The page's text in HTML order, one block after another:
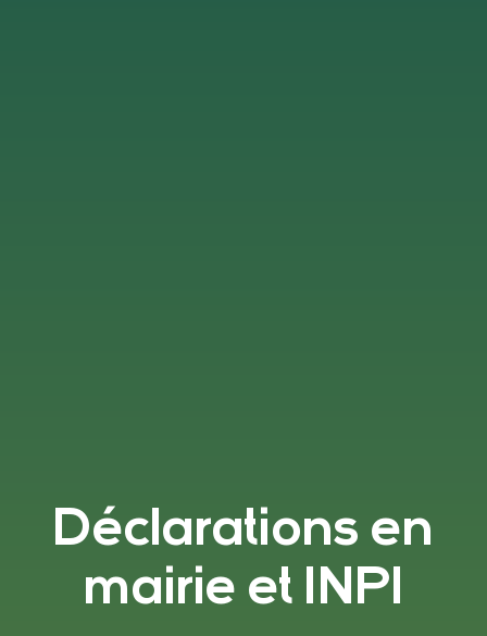
Déclarations en
mairie et INPI